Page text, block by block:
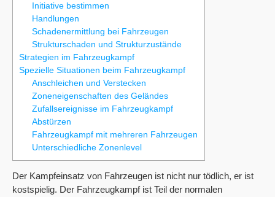
Initiative bestimmen
Handlungen
Schadenermittlung bei Fahrzeugen
Strukturschaden und Strukturzustände
Strategien im Fahrzeugkampf
Spezielle Situationen beim Fahrzeugkampf
Anschleichen und Verstecken
Zoneneigenschaften des Geländes
Zufallsereignisse im Fahrzeugkampf
Abstürzen
Fahrzeugkampf mit mehreren Fahrzeugen
Unterschiedliche Zonenlevel
Der Kampfeinsatz von Fahrzeugen ist nicht nur tödlich, er ist
kostspielig. Der Fahrzeugkampf ist Teil der normalen